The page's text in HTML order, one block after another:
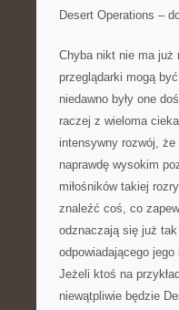
Desert Operations –
Chyba nikt nie ma już
przeglądarki mogą
niedawno były one
raczej z wieloma
intensywny rozwój,
naprawdę wysokim
miłośników takiej
znaleźć coś, co
odznaczają się już
odpowiadającego
Jeżeli ktoś na
niewątpliwie będzie